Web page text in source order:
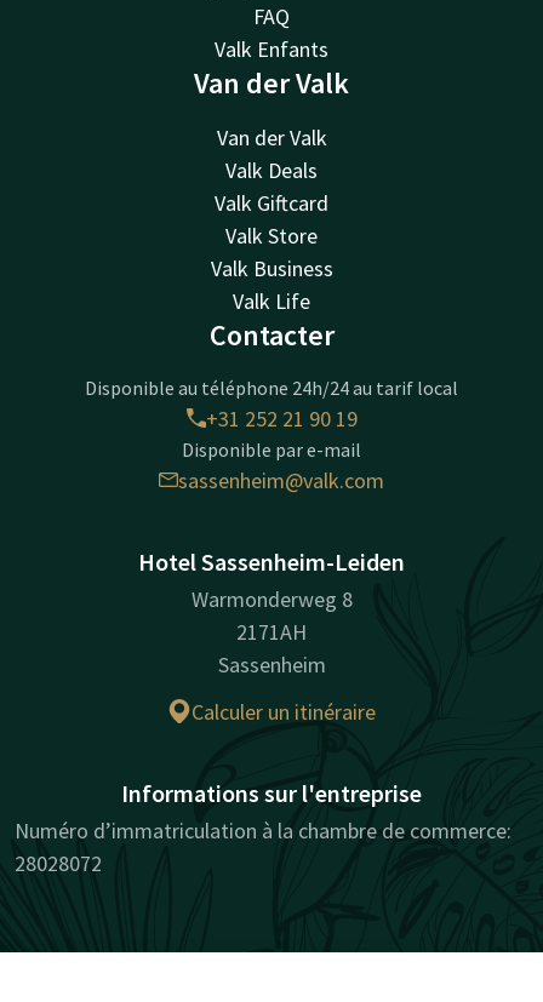
FAQ
Valk Enfants
Van der Valk
Van der Valk
Valk Deals
Valk Giftcard
Valk Store
Valk Business
Valk Life
Contacter
Disponible au téléphone 24h/24 au tarif local
+31 252 21 90 19
Disponible par e-mail
sassenheim@valk.com
Hotel Sassenheim-Leiden
Warmonderweg 8
2171AH
Sassenheim
Calculer un itinéraire
Informations sur l'entreprise
Numéro d’immatriculation à la chambre de commerce:
28028072